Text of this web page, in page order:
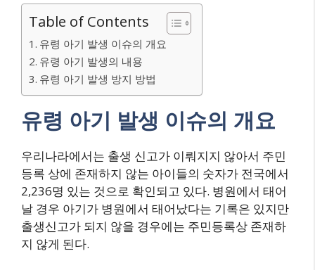
Table of Contents
유령 아기 발생 이슈의 개요
유령 아기 발생의 내용
유령 아기 발생 방지 방법
유령 아기 발생 이슈의 개요
우리나라에서는 출생 신고가 이뤄지지 않아서 주민
등록 상에 존재하지 않는 아이들의 숫자가 전국에서
2,236명 있는 것으로 확인되고 있다. 병원에서 태어
날 경우 아기가 병원에서 태어났다는 기록은 있지만
출생신고가 되지 않을 경우에는 주민등록상 존재하
지 않게 된다.